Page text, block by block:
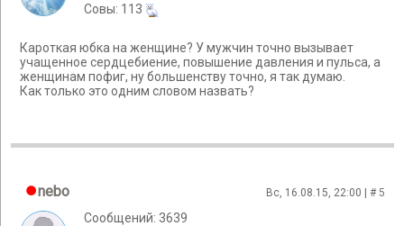
Cовы: 113
Кароткая юбка на женщине? У мужчин точно вызывает
учащенное сердцебиение, повышение давления и пульса, а
женщинам пофиг, ну большенству точно, я так думаю.
Как только это одним словом назвать?
nebo Вс, 16.08.15, 22:00 | #5
Сообщений: 3639